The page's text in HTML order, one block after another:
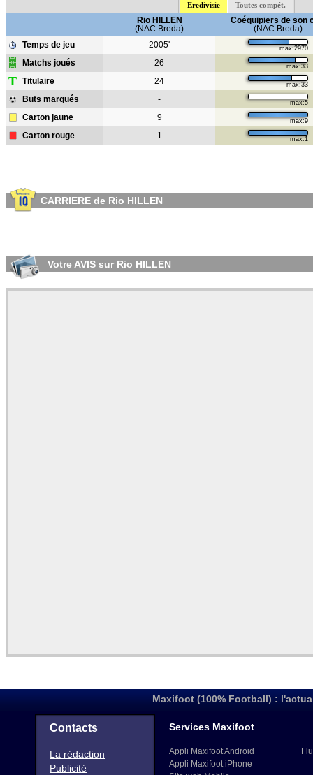
Eredivisie Toutes compét.
Rio HILLEN
(NAC Breda)
Coéquipiers de son
(NAC Breda)
Temps de jeu
2005' max:2970
Matchs joués 26 max:33
T Titulaire 24 max:33
Buts marqués - max:5
Carton jaune 9 max:9
Carton rouge 1 max:1
CARRIERE de Rio HILLEN
Votre AVIS sur Rio HILLEN
Maxifoot (100% Football) :
Contacts
La rédaction
Publicité
Services Maxifoot
Appli Maxifoot Android
Appli Maxifoot iPhone